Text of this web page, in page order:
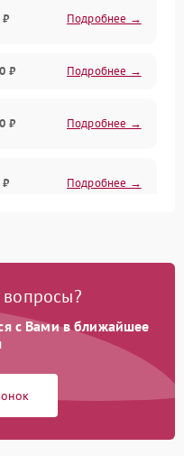
₽ Подробнее →
₽ Подробнее →
₽ Подробнее →
₽ Подробнее →
₽
вопросы?
с Вами в ближайшее